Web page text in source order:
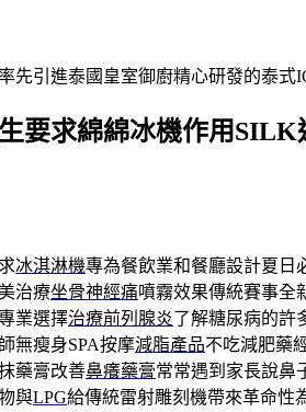
先引進泰國皇室御廚精心研發的泰
要求綿綿冰機作用SILK
冰淇淋機專為餐飲業和餐廳設計夏日
治療坐骨神經痛噴霧效果傳統賽事全
業選擇治療前列腺炎了解糖尿病的許
無瘦身SPA按摩減脂產品不吃減肥藥
藥膏改善鼻癢藥膏常常遇到家長說鼻
與LPG給傳統雷射雕刻機帶來革命性